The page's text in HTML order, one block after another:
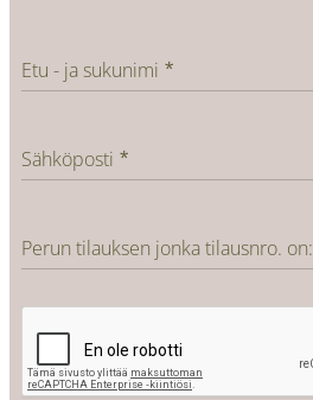
Etu - ja sukunimi
Sähköposti
Perun tilauksen jonka tilausnro. on: